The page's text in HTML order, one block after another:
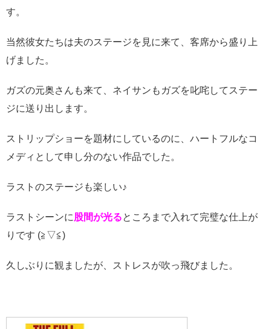
す。
当然彼女たちは夫のステージを見に来て、客席から盛り上
げました。
ガズの元奥さんも来て、ネイサンもガズを叱咤してステー
ジに送り出します。
ストリップショーを題材にしているのに、ハートフルなコ
メディとして申し分のない作品でした。
ラストのステージも楽しい♪
ラストシーンに股間が光るところまで入れて完璧な仕上が
りです (≧▽≦)
久しぶりに観ましたが、ストレスが吹っ飛びました。